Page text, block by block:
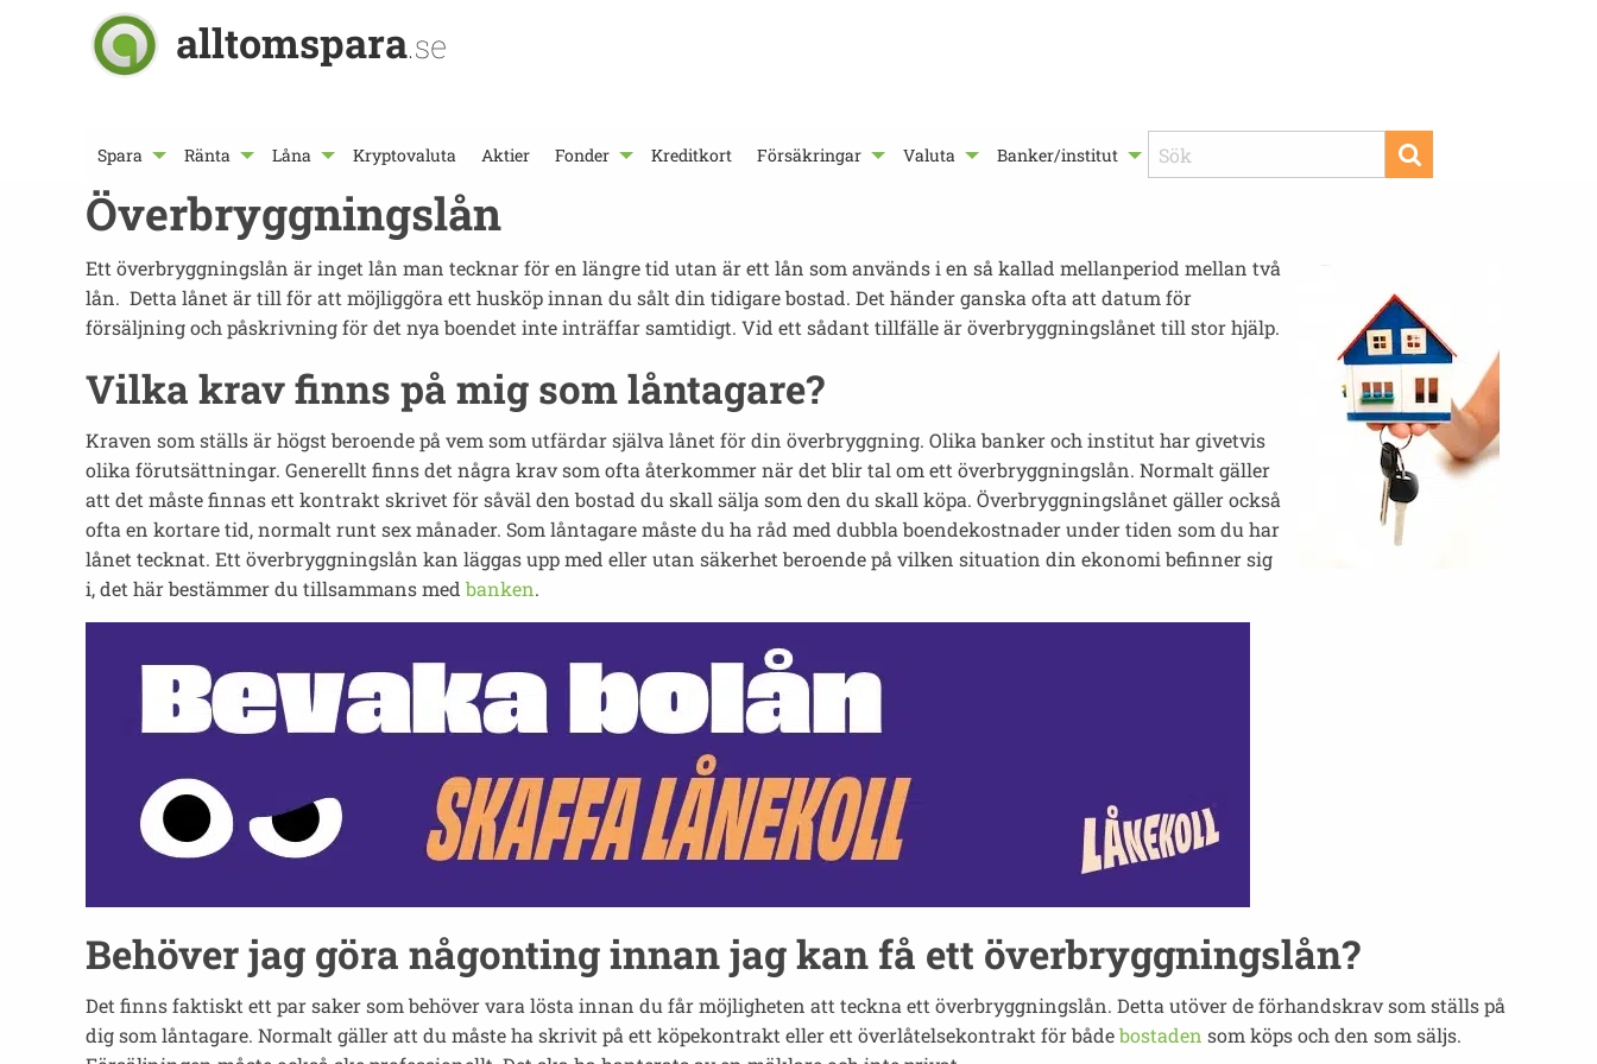
alltomspara.se
Spara Ränta Låna Kryptovaluta Aktier Fonder Kreditkort Försäkringar Valuta Banker/institut
Överbryggningslån
Ett överbryggningslån är inget lån man tecknar för en längre tid utan är ett lån som används i en så kallad mellanperiod mellan två
lån. Detta lånet är till för att möjliggöra ett husköp innan du sålt din tidigare bostad. Det händer ganska ofta att datum för
försäljning och påskrivning för det nya boendet inte inträffar samtidigt. Vid ett sådant tillfälle är överbryggningslånet till stor hjälp.
Vilka krav finns på mig som låntagare?
Kraven som ställs är högst beroende på vem som utfärdar själva lånet för din överbryggning. Olika banker och institut har givetvis
olika förutsättningar. Generellt finns det några krav som ofta återkommer när det blir tal om ett överbryggningslån. Normalt gäller
att det måste finnas ett kontrakt skrivet för såväl den bostad du skall sälja som den du skall köpa. Överbryggningslånet gäller också
ofta en kortare tid, normalt runt sex månader. Som låntagare måste du ha råd med dubbla boendekostnader under tiden som du har
lånet tecknat. Ett överbryggningslån kan läggas upp med eller utan säkerhet beroende på vilken situation din ekonomi befinner sig
i, det här bestämmer du tillsammans med banken.
Behöver jag göra någonting innan jag kan få ett överbryggningslån?
Det finns faktiskt ett par saker som behöver vara lösta innan du får möjligheten att teckna ett överbryggningslån. Detta utöver de förhandskrav som ställs på
dig som låntagare. Normalt gäller att du måste ha skrivit på ett köpekontrakt eller ett överlåtelsekontrakt för bådebostaden som köps och den som säljs.